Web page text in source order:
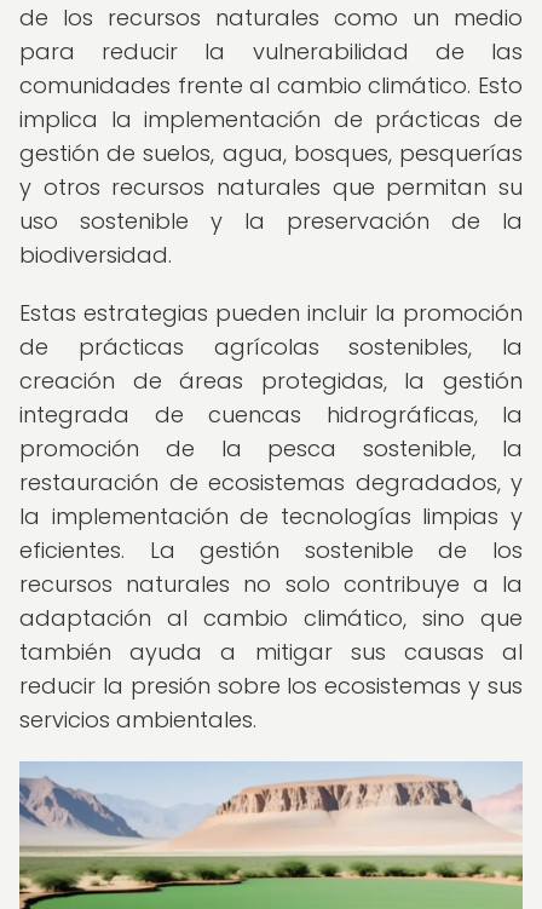
de los recursos naturales como un medio
para reducir la vulnerabilidad de las
comunidades frente al cambio climático. Esto
implica la implementación de prácticas de
gestión de suelos, agua, bosques, pesquerías
y otros recursos naturales que permitan su
uso sostenible y la preservación de la
biodiversidad.
Estas estrategias pueden incluir la promoción
de prácticas agrícolas sostenibles, la
creación de áreas protegidas, la gestión
integrada de cuencas hidrográficas, la
promoción de la pesca sostenible, la
restauración de ecosistemas degradados, y
la implementación de tecnologías limpias y
eficientes. La gestión sostenible de los
recursos naturales no solo contribuye a la
adaptación al cambio climático, sino que
también ayuda a mitigar sus causas al
reducir la presión sobre los ecosistemas y sus
servicios ambientales.